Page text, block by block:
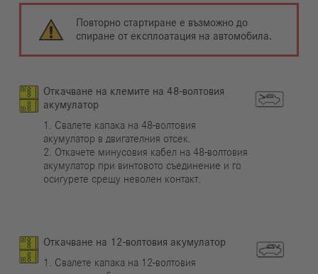
Повторно стартиране е възможно до
спиране от експлоатация на автомобила.
Откачване на клемите на 48-волтовия
акумулатор
1. Свалете капака на 48-волтовия
акумулатор в двигателния отсек.
2. Откачете минусовия кабел на 48-волтовия
акумулатор при винтовото съединение и го
осигурете срещу неволен контакт.
Откачване на 12-волтовия акумулатор
1. Свалете капака на 12-волтовия